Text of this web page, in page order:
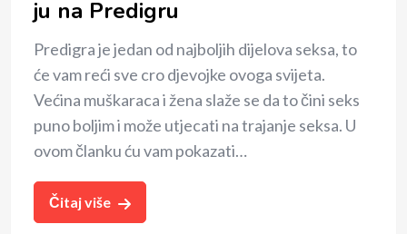
ju na Predigru
Predigra je jedan od najboljih dijelova seksa, to
će vam reći sve cro djevojke ovoga svijeta.
Većina muškaraca i žena slaže se da to čini seks
puno boljim i može utjecati na trajanje seksa. U
ovom članku ću vam pokazati…
Čitaj više